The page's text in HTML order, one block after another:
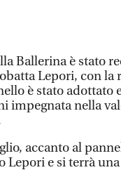
Ballerina è stato
Lepori, con
è stato adottato
impegnata nella
accanto al
Lepori e si terrà